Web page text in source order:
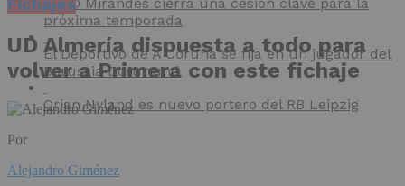
El CD Mirandés cierra una cesión clave para la
próxima temporada
El Deportivo de A Coruña se fija en un jugador del
Borussia Dortmund
Orjan Nyland es nuevo portero del RB Leipzig
Fichajes
UD Almería dispuesta a todo para
volver a Primera con este fichaje
Por
Alejandro Giménez